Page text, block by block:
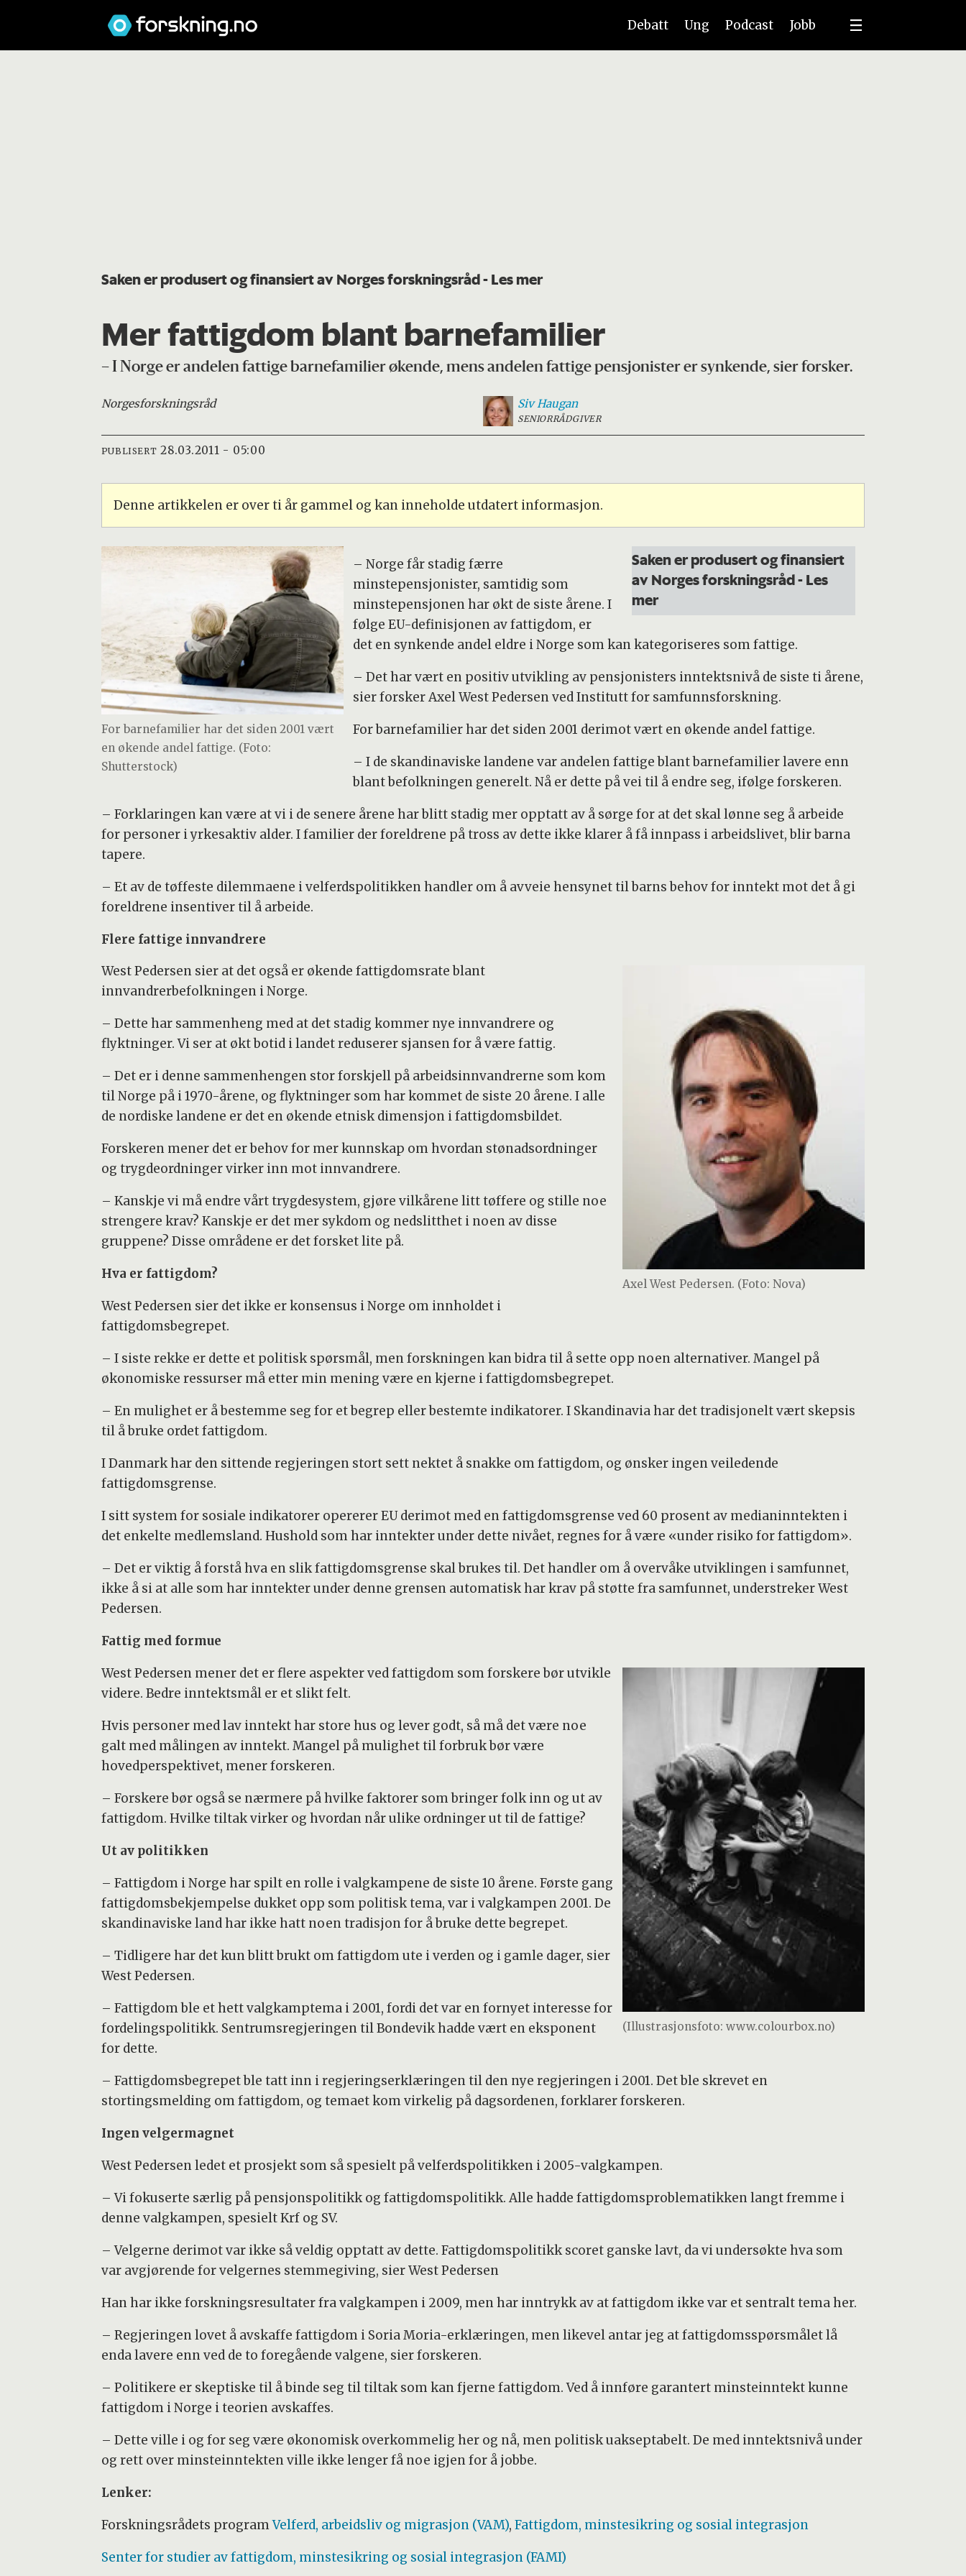
Debatt Ung Podcast Jobb
Saken er produsert og finansiert av Norges forskningsråd- Les mer
Mer fattigdom blant barnefamilier
– I Norge er andelen fattige barnefamilier økende, mens andelen fattige pensjonister er synkende, sier forsker.
Norgesforskningsråd Siv Haugan
SENIORRÅDGIVER
PUBLISERT 28.03.2011 - 05:00
Denne artikkelen er over ti år gammel og kan inneholde utdatert informasjon.
Saken er produsert og finansiert
av Norges forskningsråd- Les
mer
For barnefamilier har det siden 2001 vært
en økende andel fattige. (Foto:
Shutterstock)
– Norge får stadig færre
minstepensjonister, samtidig som
minstepensjonen har økt de siste årene. I
følge EU-definisjonen av fattigdom, er
det en synkende andel eldre i Norge som kan kategoriseres som fattige.
– Det har vært en positiv utvikling av pensjonisters inntektsnivå de siste ti årene,
sier forsker Axel West Pedersen ved Institutt for samfunnsforskning.
For barnefamilier har det siden 2001 derimot vært en økende andel fattige.
– I de skandinaviske landene var andelen fattige blant barnefamilier lavere enn
blant befolkningen generelt. Nå er dette på vei til å endre seg, ifølge forskeren.
– Forklaringen kan være at vi i de senere årene har blitt stadig mer opptatt av å sørge for at det skal lønne seg å arbeide
for personer i yrkesaktiv alder. I familier der foreldrene på tross av dette ikke klarer å få innpass i arbeidslivet, blir barna
tapere.
– Et av de tøffeste dilemmaene i velferdspolitikken handler om å avveie hensynet til barns behov for inntekt mot det å gi
foreldrene insentiver til å arbeide.
Flere fattige innvandrere
Axel West Pedersen. (Foto: Nova)
West Pedersen sier at det også er økende fattigdomsrate blant
innvandrerbefolkningen i Norge.
– Dette har sammenheng med at det stadig kommer nye innvandrere og
flyktninger. Vi ser at økt botid i landet reduserer sjansen for å være fattig.
– Det er i denne sammenhengen stor forskjell på arbeidsinnvandrerne som kom
til Norge på i 1970-årene, og flyktninger som har kommet de siste 20 årene. I alle
de nordiske landene er det en økende etnisk dimensjon i fattigdomsbildet.
Forskeren mener det er behov for mer kunnskap om hvordan stønadsordninger
og trygdeordninger virker inn mot innvandrere.
– Kanskje vi må endre vårt trygdesystem, gjøre vilkårene litt tøffere og stille noe
strengere krav? Kanskje er det mer sykdom og nedslitthet i noen av disse
gruppene? Disse områdene er det forsket lite på.
Hva er fattigdom?
West Pedersen sier det ikke er konsensus i Norge om innholdet i
fattigdomsbegrepet.
– I siste rekke er dette et politisk spørsmål, men forskningen kan bidra til å sette opp noen alternativer. Mangel på
økonomiske ressurser må etter min mening være en kjerne i fattigdomsbegrepet.
– En mulighet er å bestemme seg for et begrep eller bestemte indikatorer. I Skandinavia har det tradisjonelt vært skepsis
til å bruke ordet fattigdom.
I Danmark har den sittende regjeringen stort sett nektet å snakke om fattigdom, og ønsker ingen veiledende
fattigdomsgrense.
I sitt system for sosiale indikatorer opererer EU derimot med en fattigdomsgrense ved 60 prosent av medianinntekten i
det enkelte medlemsland. Hushold som har inntekter under dette nivået, regnes for å være «under risiko for fattigdom».
– Det er viktig å forstå hva en slik fattigdomsgrense skal brukes til. Det handler om å overvåke utviklingen i samfunnet,
ikke å si at alle som har inntekter under denne grensen automatisk har krav på støtte fra samfunnet, understreker West
Pedersen.
Fattig med formue
(Illustrasjonsfoto: www.colourbox.no)
West Pedersen mener det er flere aspekter ved fattigdom som forskere bør utvikle
videre. Bedre inntektsmål er et slikt felt.
Hvis personer med lav inntekt har store hus og lever godt, så må det være noe
galt med målingen av inntekt. Mangel på mulighet til forbruk bør være
hovedperspektivet, mener forskeren.
– Forskere bør også se nærmere på hvilke faktorer som bringer folk inn og ut av
fattigdom. Hvilke tiltak virker og hvordan når ulike ordninger ut til de fattige?
Ut av politikken
– Fattigdom i Norge har spilt en rolle i valgkampene de siste 10 årene. Første gang
fattigdomsbekjempelse dukket opp som politisk tema, var i valgkampen 2001. De
skandinaviske land har ikke hatt noen tradisjon for å bruke dette begrepet.
– Tidligere har det kun blitt brukt om fattigdom ute i verden og i gamle dager, sier
West Pedersen.
– Fattigdom ble et hett valgkamptema i 2001, fordi det var en fornyet interesse for
fordelingspolitikk. Sentrumsregjeringen til Bondevik hadde vært en eksponent
for dette.
– Fattigdomsbegrepet ble tatt inn i regjeringserklæringen til den nye regjeringen i 2001. Det ble skrevet en
stortingsmelding om fattigdom, og temaet kom virkelig på dagsordenen, forklarer forskeren.
Ingen velgermagnet
West Pedersen ledet et prosjekt som så spesielt på velferdspolitikken i 2005-valgkampen.
– Vi fokuserte særlig på pensjonspolitikk og fattigdomspolitikk. Alle hadde fattigdomsproblematikken langt fremme i
denne valgkampen, spesielt Krf og SV.
– Velgerne derimot var ikke så veldig opptatt av dette. Fattigdomspolitikk scoret ganske lavt, da vi undersøkte hva som
var avgjørende for velgernes stemmegiving, sier West Pedersen
Han har ikke forskningsresultater fra valgkampen i 2009, men har inntrykk av at fattigdom ikke var et sentralt tema her.
– Regjeringen lovet å avskaffe fattigdom i Soria Moria-erklæringen, men likevel antar jeg at fattigdomsspørsmålet lå
enda lavere enn ved de to foregående valgene, sier forskeren.
– Politikere er skeptiske til å binde seg til tiltak som kan fjerne fattigdom. Ved å innføre garantert minsteinntekt kunne
fattigdom i Norge i teorien avskaffes.
– Dette ville i og for seg være økonomisk overkommelig her og nå, men politisk uakseptabelt. De med inntektsnivå under
og rett over minsteinntekten ville ikke lenger få noe igjen for å jobbe.
Lenker:
Forskningsrådets programVelferd, arbeidsliv og migrasjon (VAM), Fattigdom, minstesikring og sosial integrasjon
Senter for studier av fattigdom, minstesikring og sosial integrasjon (FAMI)